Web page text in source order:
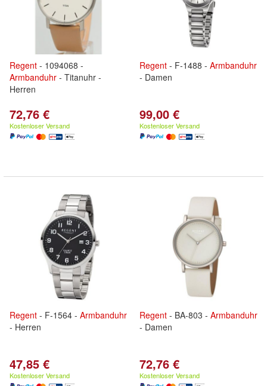
Regent - 1094068 -
Armbanduhr - Titanuhr -
Herren
72,76 €
Kostenloser Versand
Regent - F-1488 - Armbanduhr
- Damen
99,00 €
Kostenloser Versand
Regent - F-1564 - Armbanduhr
- Herren
47,85 €
Kostenloser Versand
Regent - BA-803 - Armbanduhr
- Damen
72,76 €
Kostenloser Versand